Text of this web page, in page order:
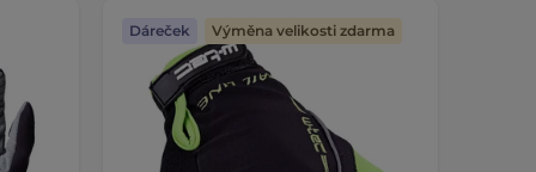
Dáreček Výměna velikosti zdarma